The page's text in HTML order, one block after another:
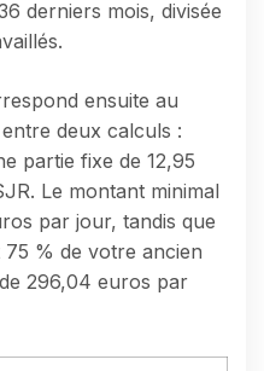
derniers mois, divisée
ensuite au
deux calculs :
partie fixe de 12,95
Le montant minimal
par jour, tandis que
% de votre ancien
296,04 euros par